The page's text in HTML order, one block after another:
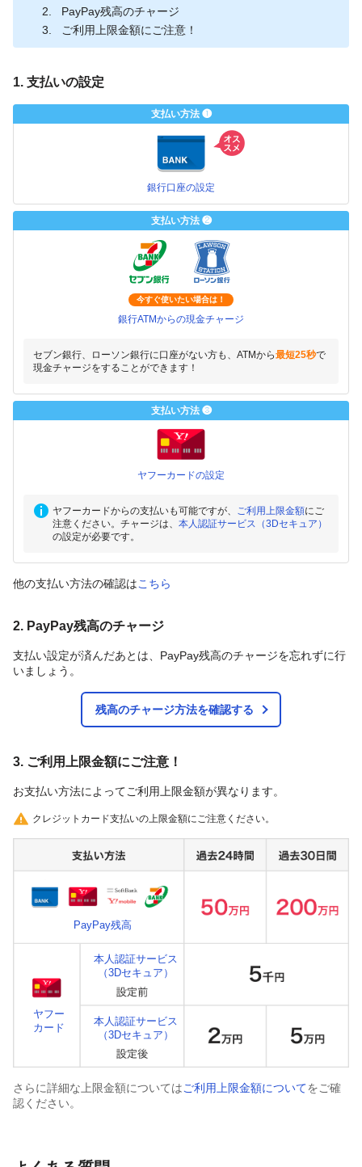
PayPay残高のチャージ
ご利用上限金額にご注意！
1. 支払いの設定
支払い方法 ❶
銀行口座の設定
支払い方法 ❷
今すぐ使いたい場合は！
銀行ATMからの現金チャージ
セブン銀行、ローソン銀行に口座がない方も、ATMから最短25秒で
現金チャージをすることができます！
支払い方法 ❸
ヤフーカードの設定
ヤフーカードからの支払いも可能ですが、 ご利用上限金額にご
注意ください。チャージは、 本人認証サービス（3Dセキュア）
の設定が必要です。
他の支払い方法の確認はこちら
2. PayPay残高のチャージ
支払い設定が済んだあとは、PayPay残高のチャージを忘れずに行
いましょう。
残高のチャージ方法を確認する
3. ご利用上限金額にご注意！
お支払い方法によってご利用上限金額が異なります。
クレジットカード支払いの上限金額にご注意ください。
PayPay残高
ヤフー
カード
本人認証サービス
（3Dセキュア）
本人認証サービス
（3Dセキュア）
さらに詳細な上限金額についてはご利用上限金額についてをご確
認ください。